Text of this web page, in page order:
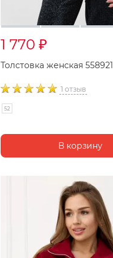
1 770 ₽
Толстовка женская 558921
1 отзыв
52